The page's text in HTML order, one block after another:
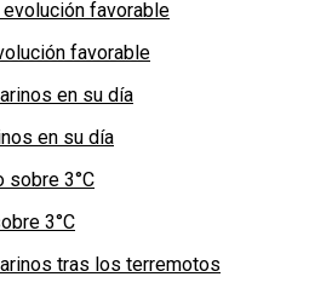
favorable
en su día
3°C